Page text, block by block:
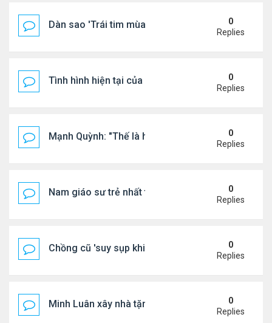
Dàn sao 'Trái tim mùa thu' sau 26 năm
0
Replies
Tình hình hiện tại của Quang Lê
0
Replies
Mạnh Quỳnh: "Thế là hết"
0
Replies
Nam giáo sư trẻ nhất thế giới ở tuổi 18
0
Replies
Chồng cũ 'suy sụp khi biết tin Nicole Kidman có
0
Replies
Minh Luân xây nhà tặng cha mẹ
0
Replies